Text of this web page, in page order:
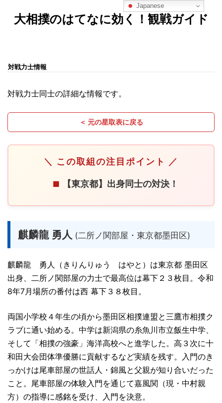
大相撲のはてなに効く！観戦ガイド
対戦力士情報
対戦力士同士の詳細な情報です。
＜ 元の星取表に戻る
＼ この取組の注目ポイント ／
■ 【東京都】出身同士の対決！
麒麟龍 勇人 (二所ノ関部屋・東京都墨田区)
麒麟龍 勇人（きりんりゅう はやと）は東京都 墨田区
出身、二所ノ関部屋の力士で最高位は幕下２３枚目。令和
8年7月場所の番付は西 幕下３８枚目。
両国小学校４年生の頃から墨田区相撲連盟と三鷹市相撲ク
ラブに通い始める。中学は新潟県の糸魚川市立飯生中学、
そして「相撲の強豪」海洋高校へと進学した。高３次に十
和田大会団体準優勝に貢献するなど実績を残す。入門のき
っかけは尾車部屋の世話人・錦風と父親が知り合いだった
こと。尾車部屋の体験入門を通じて嘉風関（現・中村親
方）の指導に感銘を受け、入門を決意。
Japanese